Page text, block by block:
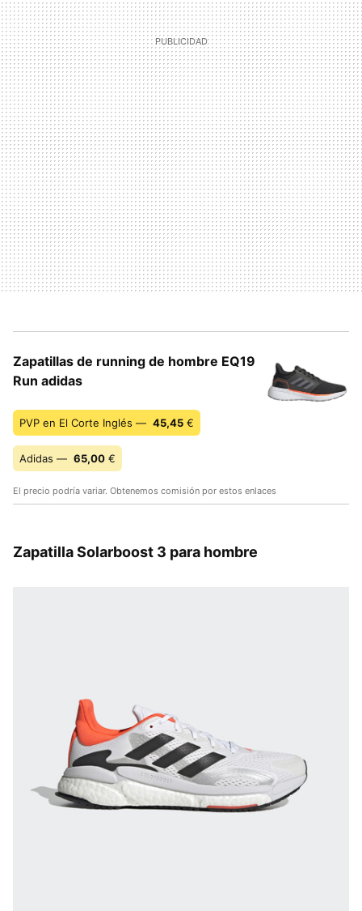
Zapatillas de running de hombre EQ19
Run adidas
PVP en El Corte Inglés — 45,45 €
Adidas — 65,00 €
El precio podría variar. Obtenemos comisión por estos enlaces
Zapatilla Solarboost 3 para hombre